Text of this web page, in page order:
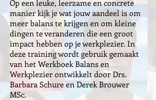
Op een leuke, leerzame en concrete
manier kijk je wat jouw aandeel is om
meer balans te krijgen en om kleine
dingen te veranderen die een groot
impact hebben op je werkplezier. In
deze training wordt gebruik gemaakt
van het Werkboek Balans en
Werkplezier ontwikkelt door Drs.
Barbara Schure en Derek Brouwer
MSc.